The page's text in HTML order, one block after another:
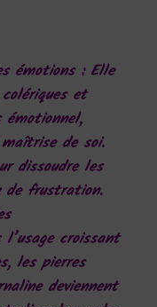
émotions: Elle
et
de soi.
dissoudre les
de frustration.
croissant
les pierres
deviennent